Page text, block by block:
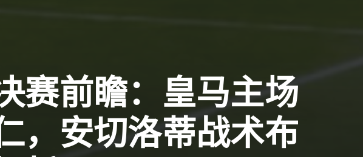
赛前瞻：皇马主场
，安切洛蒂战术布